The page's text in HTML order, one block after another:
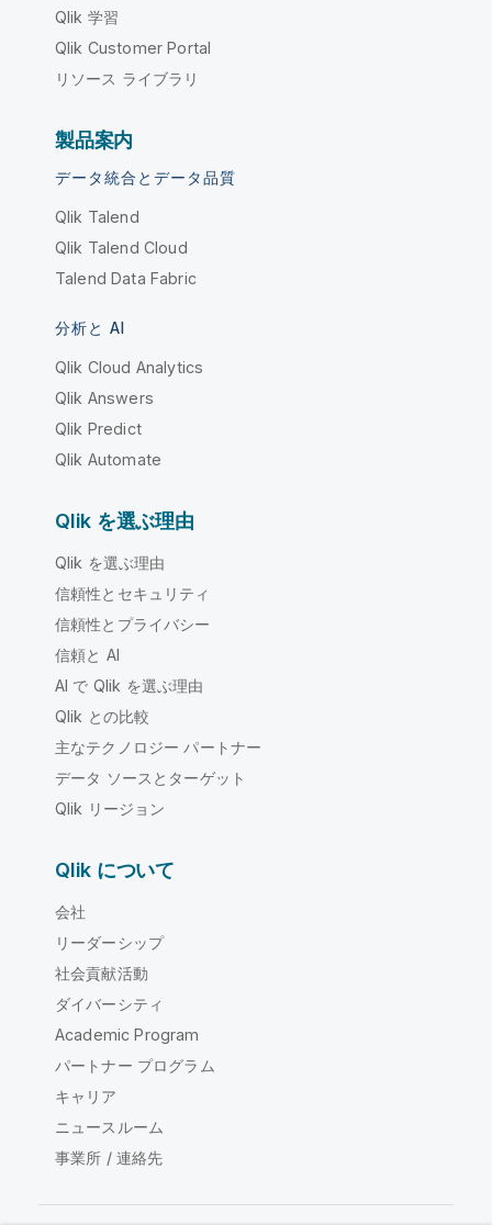
Qlik 学習
Qlik Customer Portal
リソース ライブラリ
製品案内
データ統合とデータ品質
Qlik Talend
Qlik Talend Cloud
Talend Data Fabric
分析と AI
Qlik Cloud Analytics
Qlik Answers
Qlik Predict
Qlik Automate
Qlik を選ぶ理由
Qlik を選ぶ理由
信頼性とセキュリティ
信頼性とプライバシー
信頼と AI
AI で Qlik を選ぶ理由
Qlik との比較
主なテクノロジー パートナー
データ ソースとターゲット
Qlik リージョン
Qlik について
会社
リーダーシップ
社会貢献活動
ダイバーシティ
Academic Program
パートナー プログラム
キャリア
ニュースルーム
事業所 / 連絡先